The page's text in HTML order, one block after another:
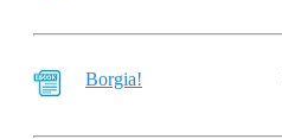
Borgia!